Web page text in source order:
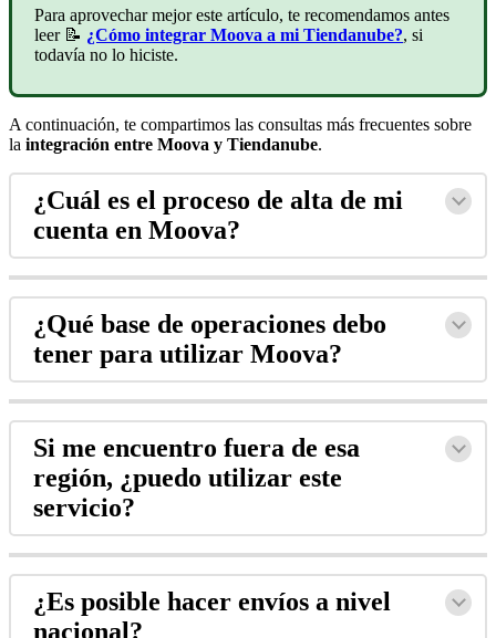
Para aprovechar mejor este artículo, te recomendamos antes
leer 📝 ¿Cómo integrar Moova a mi Tiendanube?, si
todavía no lo hiciste.
A continuación, te compartimos las consultas más frecuentes sobre
la integración entre Moova y Tiendanube.
¿Cuál es el proceso de alta de mi
cuenta en Moova?
¿Qué base de operaciones debo
tener para utilizar Moova?
Si me encuentro fuera de esa
región, ¿puedo utilizar este
servicio?
¿Es posible hacer envíos a nivel
nacional?